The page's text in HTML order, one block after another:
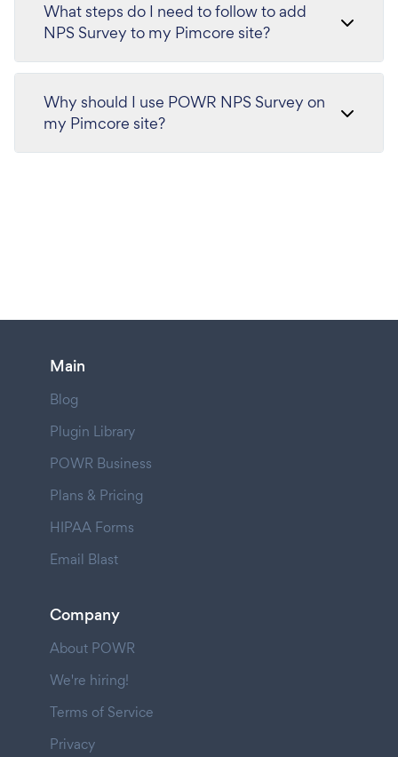
What steps do I need to follow to add
NPS Survey to my Pimcore site?
Why should I use POWR NPS Survey on
my Pimcore site?
Main
Blog
Plugin Library
POWR Business
Plans & Pricing
HIPAA Forms
Email Blast
Company
About POWR
We're hiring!
Terms of Service
Privacy